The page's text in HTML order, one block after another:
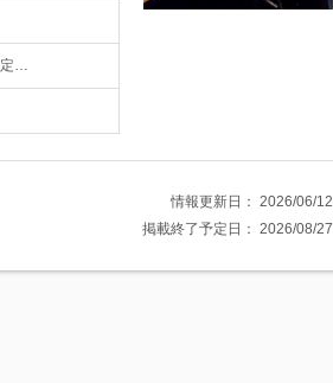
定…
情報更新日： 2026/06/12
掲載終了予定日： 2026/08/27